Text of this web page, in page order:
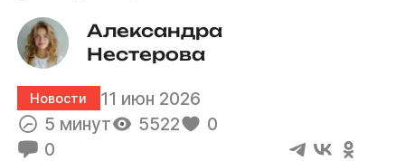
Александра
Нестерова
Новости
11 июн 2026
5 минут
5522
0
0